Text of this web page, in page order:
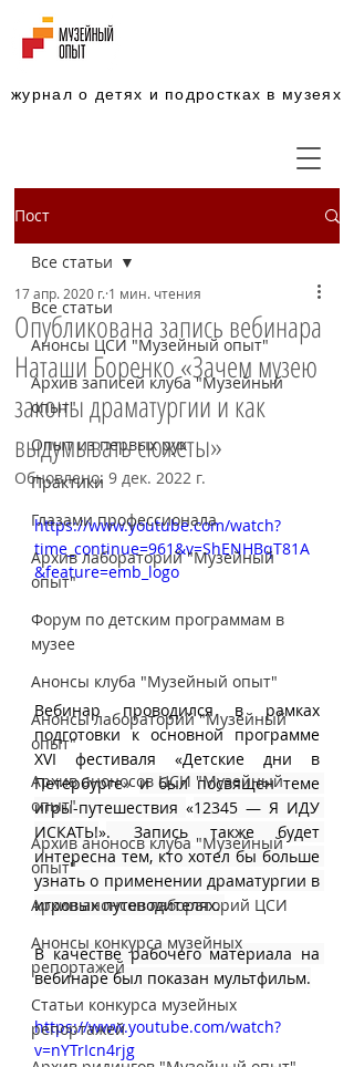
журнал о детях и подростках в музеях
Пост
Все статьи
Анонсы ЦСИ "Музейный опыт"
Архив записей клуба "Музейный
опыт"
Опыт из первых рук
Практики
Глазами профессионала
Архив лабораторий "Музейный
опыт"
Форум по детским программам в
музее
Анонсы клуба "Музейный опыт"
Анонсы лабораторий "Музейный
опыт"
Архив аноносов ЦСИ "Музейный
опыт"
Архив аноносв клуба "Музейный
опыт"
Архив анонсов лабораторий ЦСИ
Анонсы конкурса музейных
репортажей
Статьи конкурса музейных
репортажей
Все статьи
Опубликована запись вебинара
Наташи Боренко «Зачем музею
законы драматургии и как
выдумывать сюжеты»
17 апр. 2020 г. 1 мин. чтения
Обновлено: 9 дек. 2022 г.
https://www.youtube.com/watch?
time_continue=961&v=ShENHBqT81A
&feature=emb_logo
Вебинар проводился в рамках
подготовки к основной программе
XVI фестиваля «Детские дни в
Петербурге» и был посвящен теме
игры-путешествия «12345 — Я ИДУ
ИСКАТЬ!». Запись также будет
интересна тем, кто хотел бы больше
узнать о применении драматургии в
игровых путеводителях.
В качестве рабочего материала на
вебинаре был показан мультфильм.
https://www.youtube.com/watch?
v=nYTrIcn4rjg